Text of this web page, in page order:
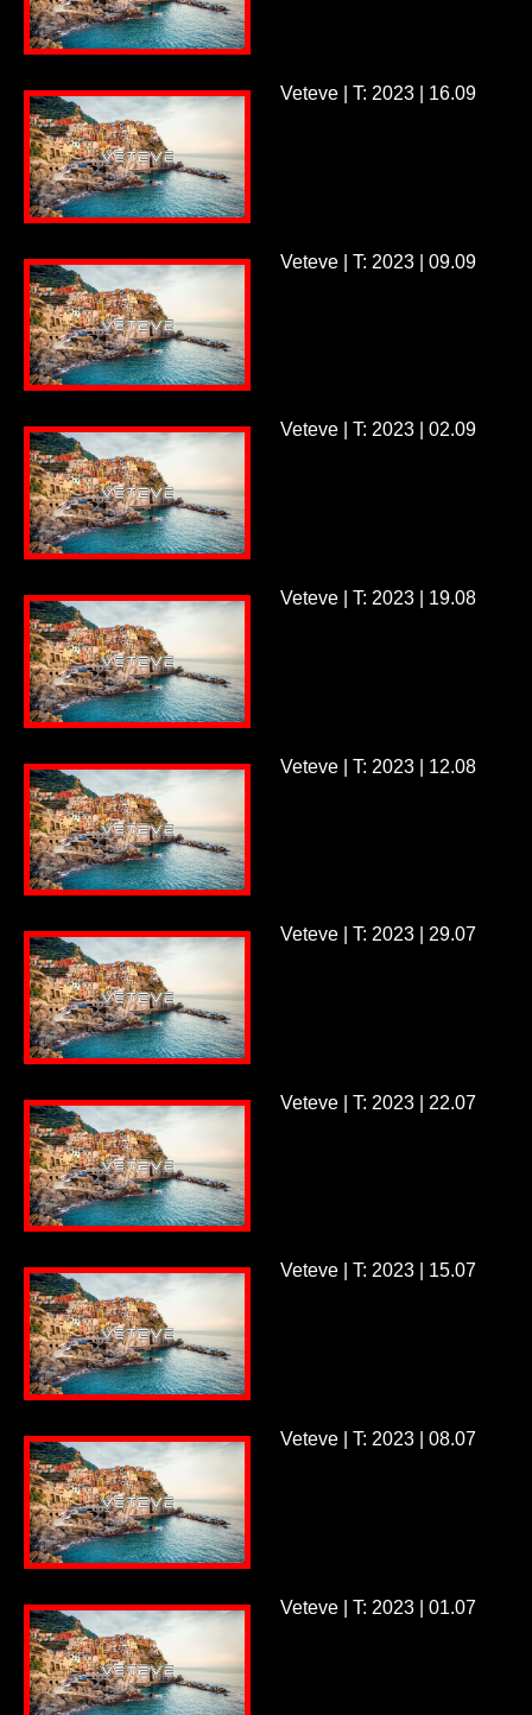
Veteve | T: 2023 | 16.09
Veteve | T: 2023 | 09.09
Veteve | T: 2023 | 02.09
Veteve | T: 2023 | 19.08
Veteve | T: 2023 | 12.08
Veteve | T: 2023 | 29.07
Veteve | T: 2023 | 22.07
Veteve | T: 2023 | 15.07
Veteve | T: 2023 | 08.07
Veteve | T: 2023 | 01.07